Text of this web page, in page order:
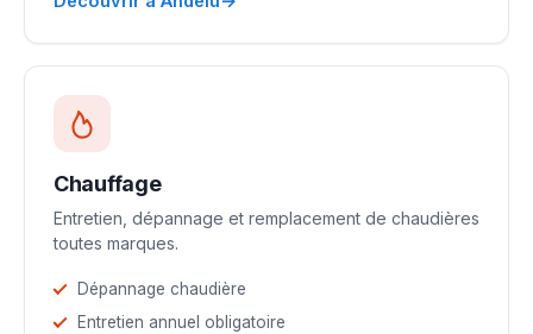
Chauffage
Entretien, dépannage et remplacement de chaudières
toutes marques.
Dépannage chaudière
Entretien annuel obligatoire